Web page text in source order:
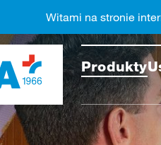
Produkty
Witami na stronie